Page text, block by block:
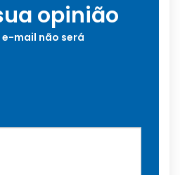
opinião
e-mail não será